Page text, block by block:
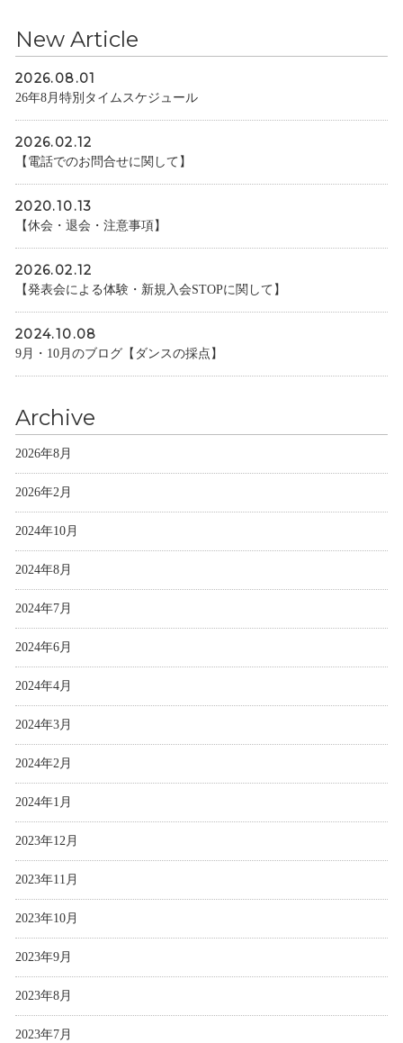
New Article
2026.08.01
26年8月特別タイムスケジュール
2026.02.12
【電話でのお問合せに関して】
2020.10.13
【休会・退会・注意事項】
2026.02.12
【発表会による体験・新規入会STOPに関して】
2024.10.08
9月・10月のブログ【ダンスの採点】
Archive
2026年8月
2026年2月
2024年10月
2024年8月
2024年7月
2024年6月
2024年4月
2024年3月
2024年2月
2024年1月
2023年12月
2023年11月
2023年10月
2023年9月
2023年8月
2023年7月